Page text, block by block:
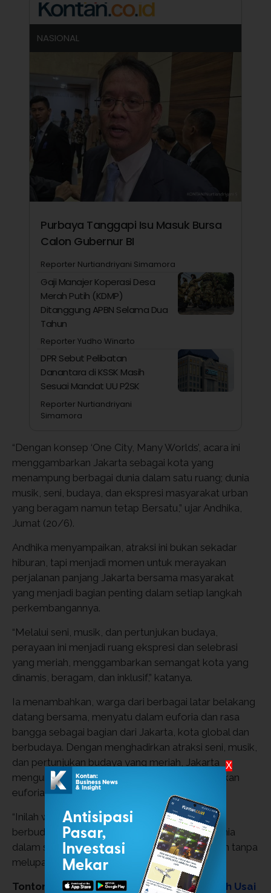
NASIONAL
Purbaya Tanggapi Isu Masuk Bursa
Calon Gubernur BI
Reporter Nurtiandriyani Simamora
Gaji Manajer Koperasi Desa
Merah Putih (KDMP)
Ditanggung APBN Selama Dua
Tahun
Reporter Yudho Winarto
DPR Sebut Pelibatan
Danantara di KSSK Masih
Sesuai Mandat UU P2SK
Reporter Nurtiandriyani
Simamora
“Dengan konsep ‘One City, Many Worlds’, acara ini
menggambarkan Jakarta sebagai kota yang
menampung berbagai dunia dalam satu ruang; dunia
musik, seni, budaya, dan ekspresi masyarakat urban
yang beragam namun tetap Bersatu,” ujar Andhika,
Jumat (20/6).
Andhika menyampaikan, atraksi ini bukan sekadar
hiburan, tapi menjadi momen untuk merayakan
perjalanan panjang Jakarta bersama masyarakat
yang menjadi bagian penting dalam setiap langkah
perkembangannya.
“Melalui seni, musik, dan pertunjukan budaya,
perayaan ini menjadi ruang ekspresi dan selebrasi
yang meriah, menggambarkan semangat kota yang
dinamis, beragam, dan inklusif,” katanya.
Ia menambahkan, warga dari berbagai latar belakang
datang bersama, menyatu dalam euforia dan rasa
bangga sebagai bagian dari Jakarta, kota global dan
berbudaya. Dengan menghadirkan atraksi seni, musik,
dan pertunjukan budaya yang meriah, Jakarta
mengundang seluruh warga untuk ikut merasakan
euforia ulang tahun kota tercinta.
“Inilah wajah Jakarta hari ini, maju, terbuka, dan
berbudaya, kota yang menampung banyak dunia
dalam satu ruang, dan menyambut masa depan tanpa
melupakan sejarah,” tandasnya.
Tonton:
Saham Big Bank Kompak Memerah Usai
X